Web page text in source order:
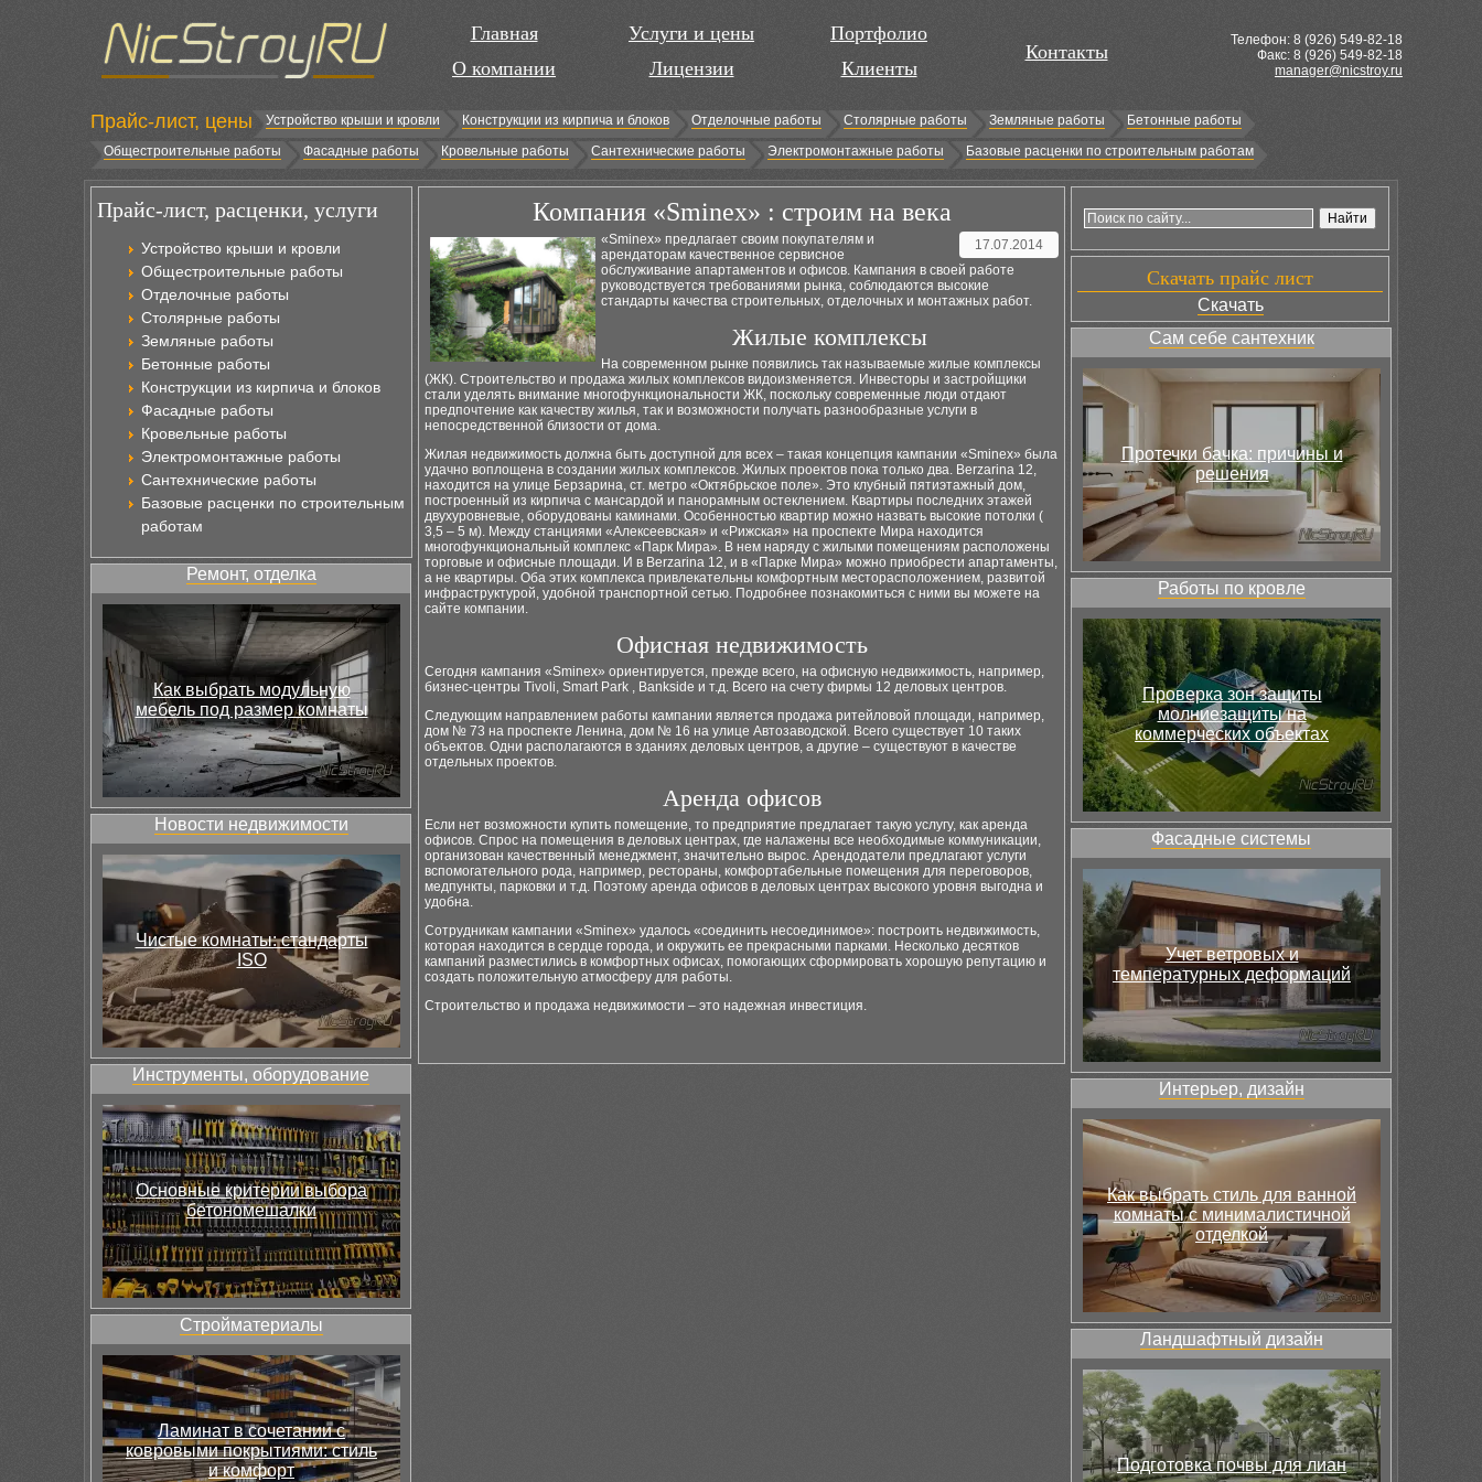
Главная
О компании
Услуги и цены
Лицензии
Портфолио
Клиенты
Контакты
Телефон: 8 (926) 549-82-18
Факс: 8 (926) 549-82-18
manager@nicstroy.ru
Прайс-лист, цены Устройство крыши и кровли Конструкции из кирпича и блоков Отделочные работы Столярные работы Земляные работы
Бетонные работы
Общестроительные работы
Фасадные работы Кровельные работы Сантехнические работы Электромонтажные работы Базовые расценки по строительным работам
Прайс-лист, расценки, услуги
Устройство крыши и кровли
Общестроительные работы
Отделочные работы
Столярные работы
Земляные работы
Бетонные работы
Конструкции из кирпича и блоков
Фасадные работы
Кровельные работы
Электромонтажные работы
Сантехнические работы
Базовые расценки по строительным
работам
Ремонт, отделка
Как выбрать модульную
мебель под размер комнаты
Новости недвижимости
Чистые комнаты: стандарты
ISO
Инструменты, оборудование
Основные критерии выбора
бетономешалки
Стройматериалы
Ламинат в сочетании с
ковровыми покрытиями: стиль
и комфорт
Компания «Sminex» : строим на века
17.07.2014
«Sminex» предлагает своим покупателям и
арендаторам качественное сервисное
обслуживание апартаментов и офисов. Кампания в своей работе
руководствуется требованиями рынка, соблюдаются высокие
стандарты качества строительных, отделочных и монтажных работ.
Жилые комплексы
На современном рынке появились так называемые жилые комплексы
(ЖК). Строительство и продажа жилых комплексов видоизменяется. Инвесторы и застройщики
стали уделять внимание многофункциональности ЖК, поскольку современные люди отдают
предпочтение как качеству жилья, так и возможности получать разнообразные услуги в
непосредственной близости от дома.
Жилая недвижимость должна быть доступной для всех – такая концепция кампании «Sminex» была
удачно воплощена в создании жилых комплексов. Жилых проектов пока только два. Berzarina 12,
находится на улице Берзарина, ст. метро «Октябрьское поле». Это клубный пятиэтажный дом,
построенный из кирпича с мансардой и панорамным остеклением. Квартиры последних этажей
двухуровневые, оборудованы каминами. Особенностью квартир можно назвать высокие потолки (
3,5 – 5 м). Между станциями «Алексеевская» и «Рижская» на проспекте Мира находится
многофункциональный комплекс «Парк Мира». В нем наряду с жилыми помещениям расположены
торговые и офисные площади. И в Berzarina 12, и в «Парке Мира» можно приобрести апартаменты,
а не квартиры. Оба этих комплекса привлекательны комфортным месторасположением, развитой
инфраструктурой, удобной транспортной сетью. Подробнее познакомиться с ними вы можете на
сайте компании.
Офисная недвижимость
Сегодня кампания «Sminex» ориентируется, прежде всего, на офисную недвижимость, например,
бизнес-центры Tivoli, Smart Park , Bankside и т.д. Всего на счету фирмы 12 деловых центров.
Следующим направлением работы кампании является продажа ритейловой площади, например,
дом № 73 на проспекте Ленина, дом № 16 на улице Автозаводской. Всего существует 10 таких
объектов. Одни располагаются в зданиях деловых центров, а другие – существуют в качестве
отдельных проектов.
Аренда офисов
Если нет возможности купить помещение, то предприятие предлагает такую услугу, как аренда
офисов. Спрос на помещения в деловых центрах, где налажены все необходимые коммуникации,
организован качественный менеджмент, значительно вырос. Арендодатели предлагают услуги
вспомогательного рода, например, рестораны, комфортабельные помещения для переговоров,
медпункты, парковки и т.д. Поэтому аренда офисов в деловых центрах высокого уровня выгодна и
удобна.
Сотрудникам кампании «Sminex» удалось «соединить несоединимое»: построить недвижимость,
которая находится в сердце города, и окружить ее прекрасными парками. Несколько десятков
кампаний разместились в комфортных офисах, помогающих сформировать хорошую репутацию и
создать положительную атмосферу для работы.
Строительство и продажа недвижимости – это надежная инвестиция.
Скачать прайс лист
Скачать
Сам себе сантехник
Протечки бачка: причины и
решения
Работы по кровле
Проверка зон защиты
молниезащиты на
коммерческих объектах
Фасадные системы
Учет ветровых и
температурных деформаций
Интерьер, дизайн
Как выбрать стиль для ванной
комнаты с минималистичной
отделкой
Ландшафтный дизайн
Подготовка почвы для лиан